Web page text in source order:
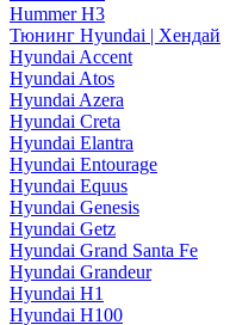
Hummer H3
Тюнинг Hyundai | Хендай
Hyundai Accent
Hyundai Atos
Hyundai Azera
Hyundai Creta
Hyundai Elantra
Hyundai Entourage
Hyundai Equus
Hyundai Genesis
Hyundai Getz
Hyundai Grand Santa Fe
Hyundai Grandeur
Hyundai H1
Hyundai H100